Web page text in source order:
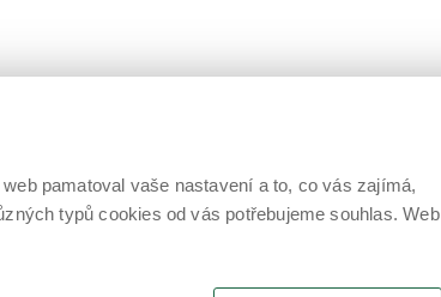
pamatoval vaše nastavení a to, co vás zajímá,
typů cookies od vás potřebujeme souhlas. Web